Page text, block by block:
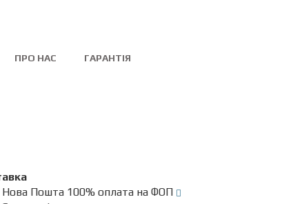
ПРО НАС ГАРАНТІЯ
Нова Пошта 100% оплата на ФОП